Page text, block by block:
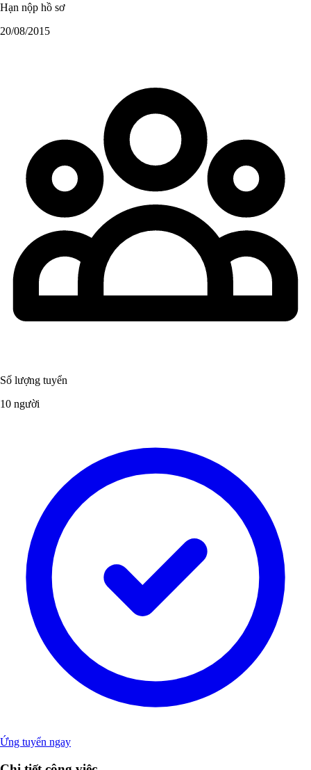
Hạn nộp hồ sơ
20/08/2015
Số lượng tuyển
10 người
Ứng tuyển ngay